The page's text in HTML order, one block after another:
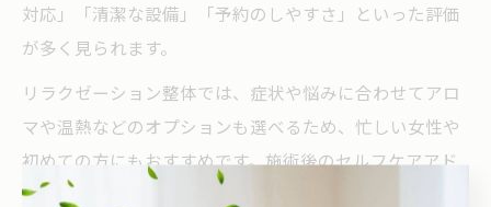
対応」「清潔な設備」「予約のしやすさ」といった評価
が多く見られます。
リラクゼーション整体では、症状や悩みに合わせてアロ
マや温熱などのオプションも選べるため、忙しい女性や
初めての方にもおすすめです。施術後のセルフケアアド
バイスも充実しており、日常生活での健康維持にも役立